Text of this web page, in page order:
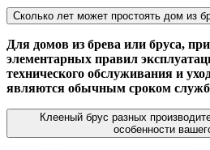
Сколько лет может простоять дом из
Для домов из брева или бруса,
элементарных правил
технического обслуживания и
являются обычным сроком
Клееный брус разных
особенности